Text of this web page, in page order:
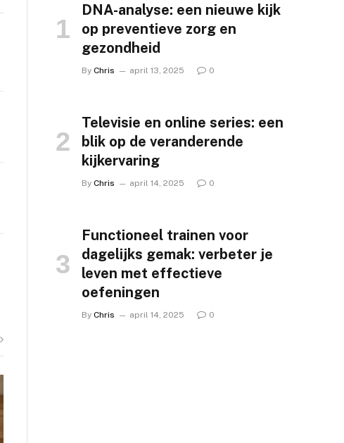
DNA-analyse: een nieuwe kijk
op preventieve zorg en
gezondheid
By Chris april 13, 2025 0
Televisie en online series: een
blik op de veranderende
kijkervaring
By Chris april 14, 2025 0
Functioneel trainen voor
dagelijks gemak: verbeter je
leven met effectieve
oefeningen
By Chris april 14, 2025 0